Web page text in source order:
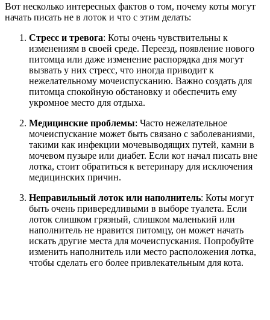
Вот несколько интересных фактов о том, почему коты могут
начать писать не в лоток и что с этим делать:
Стресс и тревога: Коты очень чувствительны к
изменениям в своей среде. Переезд, появление нового
питомца или даже изменение распорядка дня могут
вызвать у них стресс, что иногда приводит к
нежелательному мочеиспусканию. Важно создать для
питомца спокойную обстановку и обеспечить ему
укромное место для отдыха.
Медицинские проблемы: Часто нежелательное
мочеиспускание может быть связано с заболеваниями,
такими как инфекции мочевыводящих путей, камни в
мочевом пузыре или диабет. Если кот начал писать вне
лотка, стоит обратиться к ветеринару для исключения
медицинских причин.
Неправильный лоток или наполнитель: Коты могут
быть очень привередливыми в выборе туалета. Если
лоток слишком грязный, слишком маленький или
наполнитель не нравится питомцу, он может начать
искать другие места для мочеиспускания. Попробуйте
изменить наполнитель или место расположения лотка,
чтобы сделать его более привлекательным для кота.